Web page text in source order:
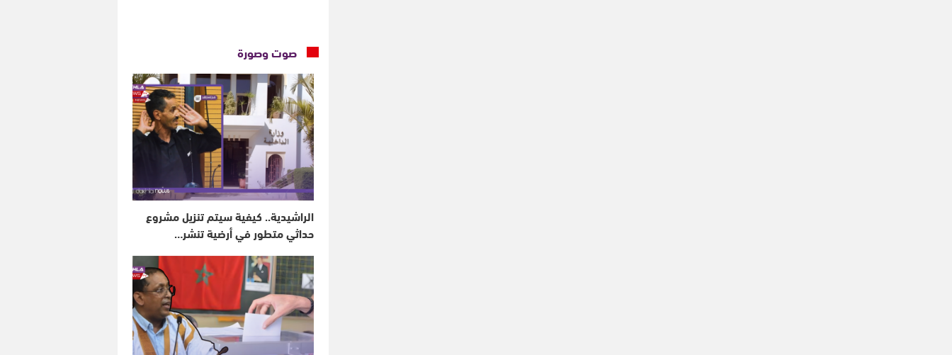
صوت وصورة
الراشيدية.. كيفية سيتم تنزيل مشروع
حداثي متطور في أرضية تنشر…